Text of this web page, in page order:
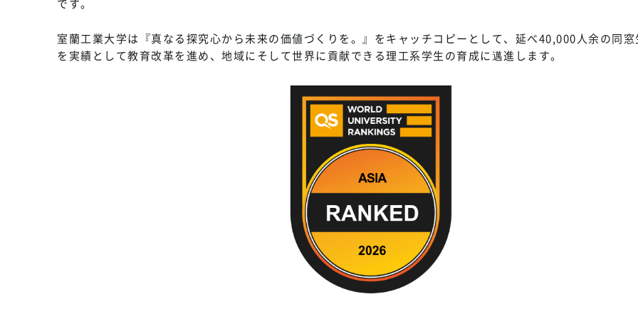
です。
室蘭工業大学は『真なる探究心から未来の価値づくりを。』をキャッチコピーとして、延べ40,000人余の同
を実績として教育改革を進め、地域にそして世界に貢献できる理工系学生の育成に邁進します。